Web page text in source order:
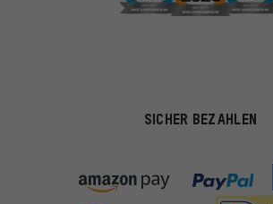
SICHER BEZAHLEN